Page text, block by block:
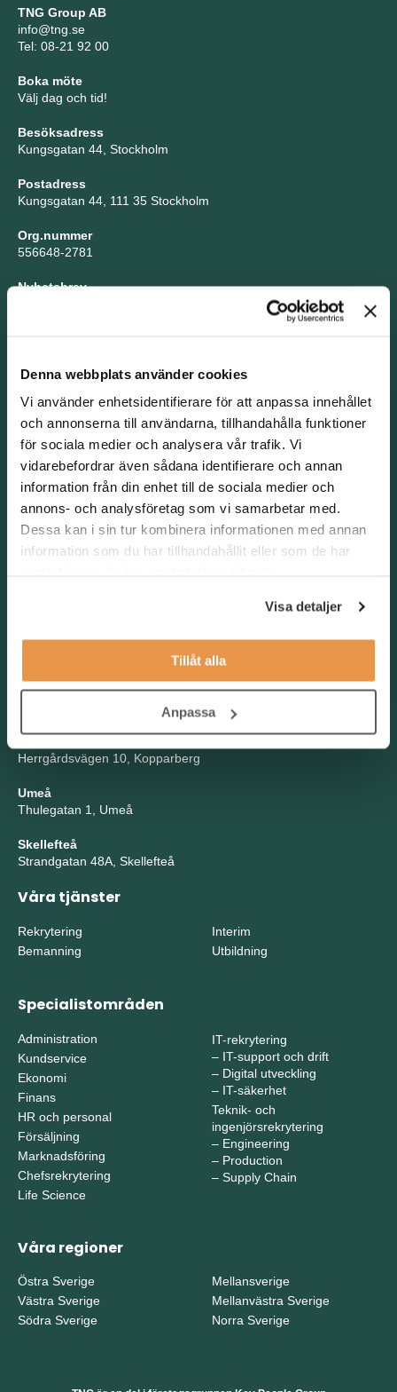
Denna webbplats använder cookies
Vi använder enhetsidentifierare för att anpassa innehållet
och annonserna till användarna, tillhandahålla funktioner
för sociala medier och analysera vår trafik. Vi
vidarebefordrar även sådana identifierare och annan
information från din enhet till de sociala medier och
annons- och analysföretag som vi samarbetar med.
Dessa kan i sin tur kombinera informationen med annan
information som du har tillhandahållit eller som de har
Visa detaljer
Tillåt alla
Anpassa
TNG Group AB
info@tng.se
Tel: 08-21 92 00
Boka möte
Välj dag och tid!
Besöksadress
Kungsgatan 44, Stockholm
Postadress
Kungsgatan 44, 111 35 Stockholm
Org.nummer
556648-2781
Nyhetsbrev
Våra kontor
Stockholm
Kungsgatan 44, Stockholm
Malmö
Örebro
Herrgårdsvägen 10, Kopparberg
Umeå
Thulegatan 1, Umeå
Skellefteå
Strandgatan 48A, Skellefteå
Våra tjänster
Rekrytering
Bemanning
Interim
Utbildning
Specialistområden
Administration
Kundservice
Ekonomi
Finans
HR och personal
Försäljning
Marknadsföring
Chefsrekrytering
Life Science
IT-rekrytering
– IT-support och drift
– Digital utveckling
– IT-säkerhet
Teknik- och
ingenjörsrekrytering
– Engineering
– Production
– Supply Chain
Våra regioner
Östra Sverige
Västra Sverige
Södra Sverige
Mellansverige
Mellanvästra Sverige
Norra Sverige